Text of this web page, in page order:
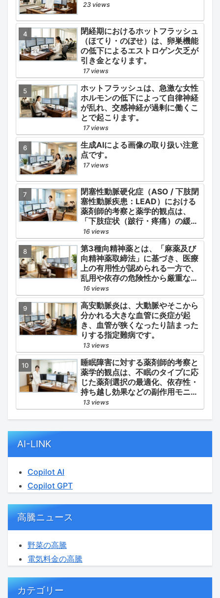
23 views
閉経期におけるホットフラッシュ
（ほてり・のぼせ）は、卵巣機能
の低下によるエストロゲン欠乏が
引き金となります。
17 views
ホットフラッシュは、急激な女性
ホルモンの低下によって自律神経
が乱れ、交感神経が過剰に働くこ
とで起こります。
17 views
生成AIによる画像の取り扱い注意
点です。
17 views
閉塞性動脈硬化症（ASO / 下肢閉
塞性動脈疾患：LEAD）における
薬剤師的考察と薬学的観点は、
「下肢症状（跛行・疼痛）の緩
和」と「全身性動脈硬化による脳
心血管イベント（脳梗塞・心筋梗
塞）の二次予防」の2軸を同時に
管理することにあります。
16 views
第3種向精神薬とは、「麻薬及び
向精神薬取締法」に基づき、医療
上の有用性が認められる一方で、
乱用や依存の危険性から厳重な管
理・規制が必要とされる薬物のう
ち、第1種・第2種よりも比較的リ
スクが低いと判断されて指定され
ている医薬品の分類です。
16 views
高安動脈炎は、大動脈やそこから
分かれる大きな血管に炎症が起
き、血管が狭くなったり詰まった
りする指定難病です。
13 views
睡眠障害に対する薬剤師的考察と
薬学的観点は、不眠のタイプに応
じた薬剤選択の最適化、依存性・
持ち越し効果などの副作用モニタ
リング、そして生活習慣（睡眠衛
生）の改善支援にあります。
13 views
AI-LINK
Copilot AI
Copilot GPT
高騰ニュース
野菜の高騰
電気料金の高騰
カテゴリー